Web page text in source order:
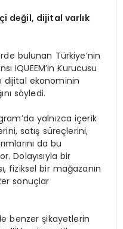
değil, dijital varlık
bulunan Türkiye’nin
IQUEEM’in Kurucusu
dijital ekonominin
söyledi.
yalnızca içerik
satış süreçlerini,
da bu
Dolayısıyla bir
fiziksel bir mağazanın
sonuçlar
benzer şikayetlerin